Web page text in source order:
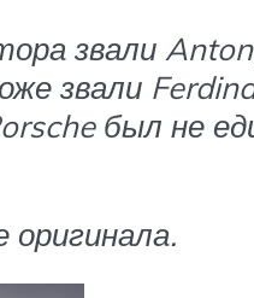
звали
звали
был не